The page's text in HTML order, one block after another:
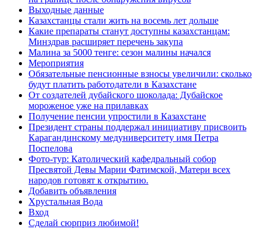
Выходные данные
Казахстанцы стали жить на восемь лет дольше
Какие препараты станут доступны казахстанцам:
Минздрав расширяет перечень закупа
Малина за 5000 тенге: сезон малины начался
Мероприятия
Обязательные пенсионные взносы увеличили: сколько
будут платить работодатели в Казахстане
От создателей дубайского шоколада: Дубайское
мороженое уже на прилавках
Получение пенсии упростили в Казахстане
Президент страны поддержал инициативу присвоить
Карагандинскому медуниверситету имя Петра
Поспелова
Фото-тур: Католический кафедральный собор
Пресвятой Девы Марии Фатимской, Матери всех
народов готовят к открытию.
Добавить объявления
Хрустальная Вода
Вход
Сделай сюрприз любимой!